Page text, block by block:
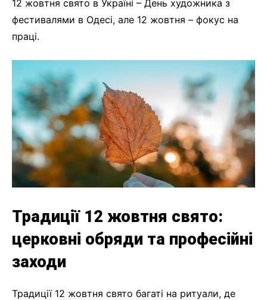
12 жовтня свято в Україні – День художника з
фестивалями в Одесі, але 12 жовтня – фокус на
праці.
Традиції 12 жовтня свято:
церковні обряди та професійні
заходи
Традиції 12 жовтня свято багаті на ритуали, де